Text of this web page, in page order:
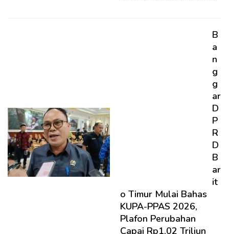
B
a
n
g
g
ar
D
P
R
D
B
ar
it
o Timur Mulai Bahas
KUPA-PPAS 2026,
Plafon Perubahan
Capai Rp1,02 Triliun